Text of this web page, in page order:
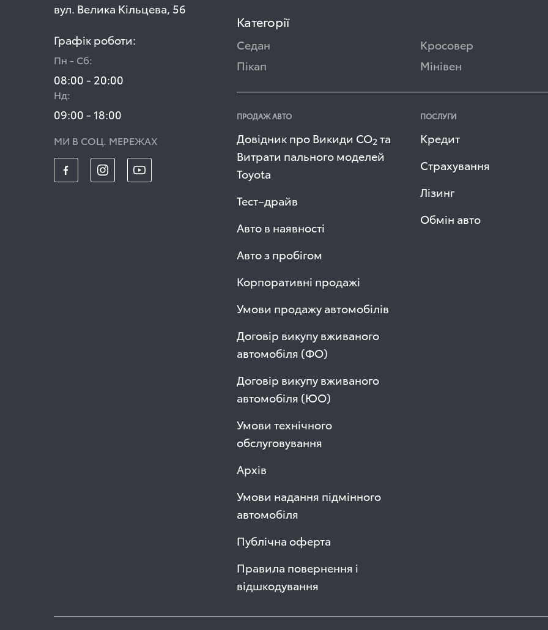
вул. Велика Кільцева, 56
Графік роботи:
Пн - Сб:
08:00 - 20:00
Нд:
09:00 - 18:00
МИ В СОЦ. МЕРЕЖАХ
Категорії
Седан
Кросовер
Пікап
Мінівен
ПРОДАЖ АВТО
Довідник про Викиди СО2 та
Витрати пального моделей
Toyota
Тест–драйв
Авто в наявності
Авто з пробігом
Корпоративні продажі
Умови продажу автомобілів
Договір викупу вживаного
автомобіля (ФО)
Договір викупу вживаного
автомобіля (ЮО)
Умови технічного
обслуговування
Архів
Умови надання підмінного
автомобіля
Публічна оферта
Правила повернення і
відшкодування
ПОСЛУГИ
Кредит
Страхування
Лізинг
Обмін авто